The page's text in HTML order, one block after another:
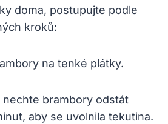
doma, postupujte podle
kroků:
na tenké plátky.
nechte brambory odstát
aby se uvolnila tekutina.